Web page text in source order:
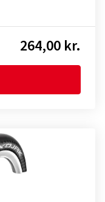
264,00 kr.